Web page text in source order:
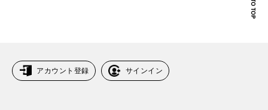
アカウント登録 サインイン